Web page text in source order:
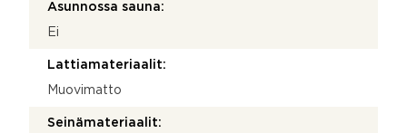
Asunnossa sauna:
Ei
Lattiamateriaalit:
Muovimatto
Seinämateriaalit: